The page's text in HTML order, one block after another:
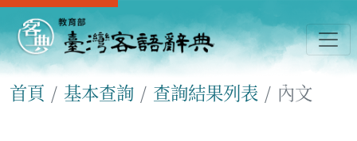
首頁 基本查詢 查詢結果列表 內文